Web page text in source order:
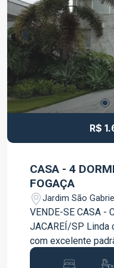
acesso às principais vias
para quem busca
estratégica e
contato para mais
de visita
R$
CASA - 4
FOGAÇA
Jardim São
VENDE-SE CASA -
JACAREÍ/SP Linda casa à venda em condomínio,
com excelente
amplos e